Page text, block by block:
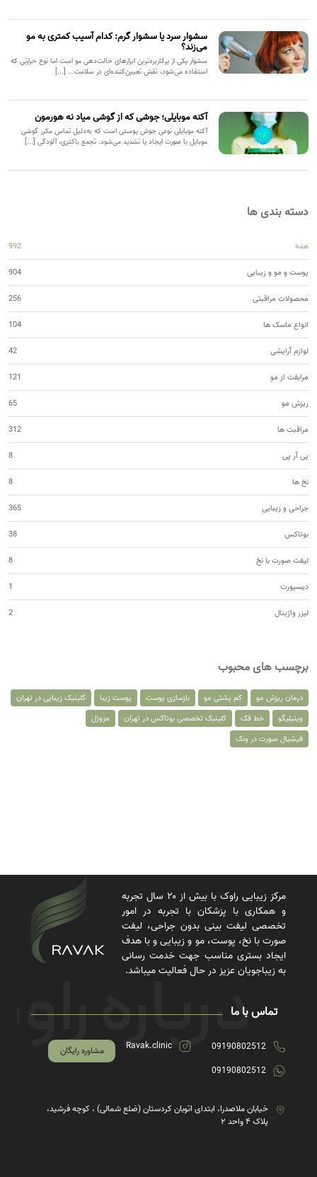
سشوار سرد یا سشوار گرم: کدام آسیب کمتری به مو
می‌زند؟
سشوار یکی از پرکاربردترین ابزارهای حالت‌دهی مو است اما نوع حرارتی که
استفاده می‌شود، نقش تعیین‌کننده‌ای در سلامت... [...]
آکنه موبایلی؛ جوشی که از گوشی میاد نه هورمون
آکنه موبایلی نوعی جوش پوستی است که به‌دلیل تماس مکرر گوشی
موبایل با صورت ایجاد یا تشدید می‌شود. تجمع باکتری، آلودگی [...]
دسته بندی ها
همه 992
پوست و مو و زیبایی 904
محصولات مراقبتی 256
انواع ماسک ها 104
لوازم آرایشی 42
مرابقت از مو 121
ریزش مو 65
مراقبت ها 312
پی آر پی 8
نخ ها 8
جراحی و زیبایی 365
بوتاکس 38
لیفت صورت با نخ 8
دیسپورت 1
لیزر واژینال 2
برچسب های محبوب
درمان ریزش مو کم پشتی مو بازسازی پوست پوست زیبا
کلینیک زیبایی در تهران
ویتیلیگو
خط فک کلینیک تخصصی بوتاکس در تهران
مزوژل
فیشیال صورت در ونک
مرکز زیبایی راوک با بیش از ۲۰ سال تجربه
و همکاری با پزشکان با تجربه در امور
تخصصی لیفت بینی بدون جراحی، لیفت
صورت با نخ، پوست، مو و زیبایی و با هدف
ایجاد بستری مناسب جهت خدمت رسانی
به زیباجویان عزیز در حال فعالیت میباشد.
تماس با ما
09190802512
09190802512
Ravak.clinic مشاوره رایگان
خیابان ملاصدرا، ابتدای اتوبان کردستان (ضلع شمالی) ، کوچه فرشید،
پلاک ۴ واحد ۲